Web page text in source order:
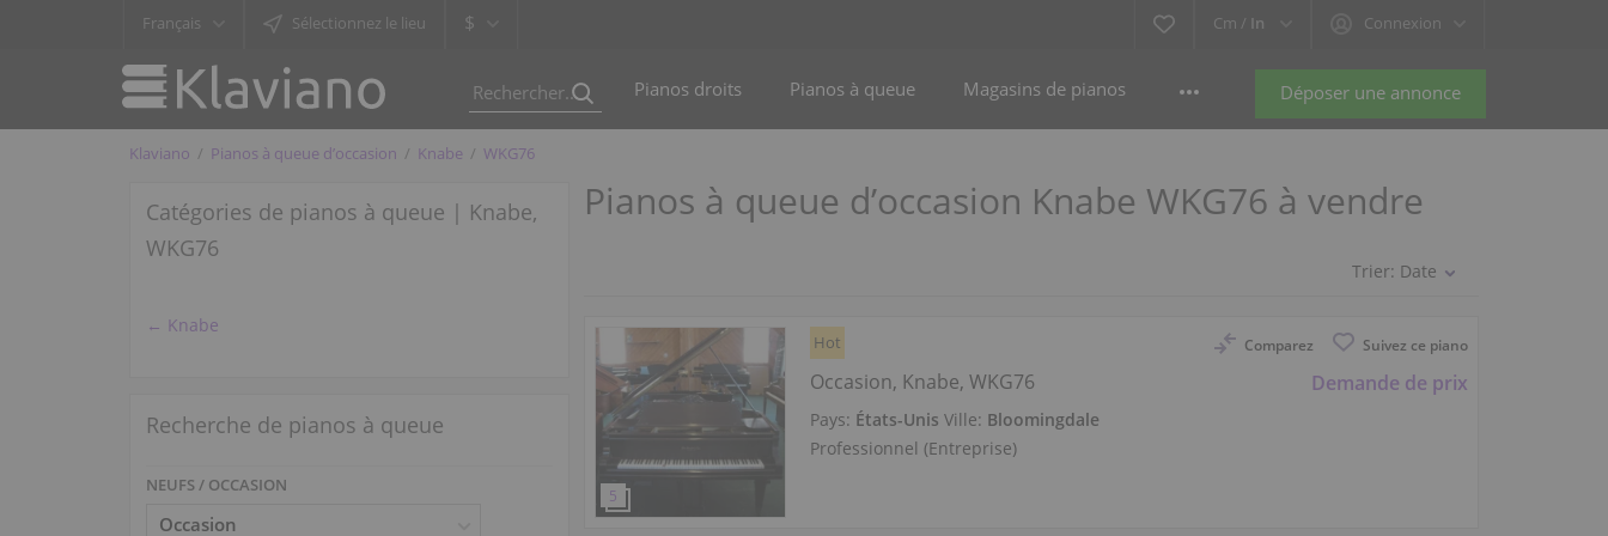
Français Sélectionnez le lieu $ Cm / In Connexion
Déposer une annonce
Pianos droits Pianos à queue Magasins de pianos
Klaviano Pianos à queue d’occasion Knabe WKG76
Catégories de pianos à queue | Knabe,
WKG76
← Knabe
Recherche de pianos à queue
NEUFS / OCCASION
Pianos à queue d’occasion Knabe WKG76 à vendre
Trier: Date
Comparez Suivez ce piano
Demande de prix
Hot
Occasion, Knabe, WKG76
Pays: États-Unis Ville: Bloomingdale
Professionnel (Entreprise)